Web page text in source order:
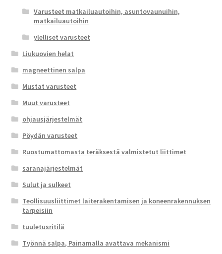
Varusteet matkailuautoihin, asuntovaunuihin,
matkailuautoihin
ylelliset varusteet
Liukuovien helat
magneettinen salpa
Mustat varusteet
Muut varusteet
ohjausjärjestelmät
Pöydän varusteet
Ruostumattomasta teräksestä valmistetut liittimet
saranajärjestelmät
Sulut ja sulkeet
Teollisuusliittimet laiterakentamisen ja koneenrakennuksen
tarpeisiin
tuuletusritilä
Työnnä salpa, Painamalla avattava mekanismi